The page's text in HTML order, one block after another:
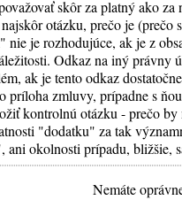
skôr za platný ako za
otázku, prečo je
je rozhodujúce, ak je z
Odkaz na iný
ak je tento odkaz
príloha zmluvy, prípadne s
kontrolnú otázku - prečo
"dodatku" za tak
okolnosti prípadu, bližšie,
Nemáte